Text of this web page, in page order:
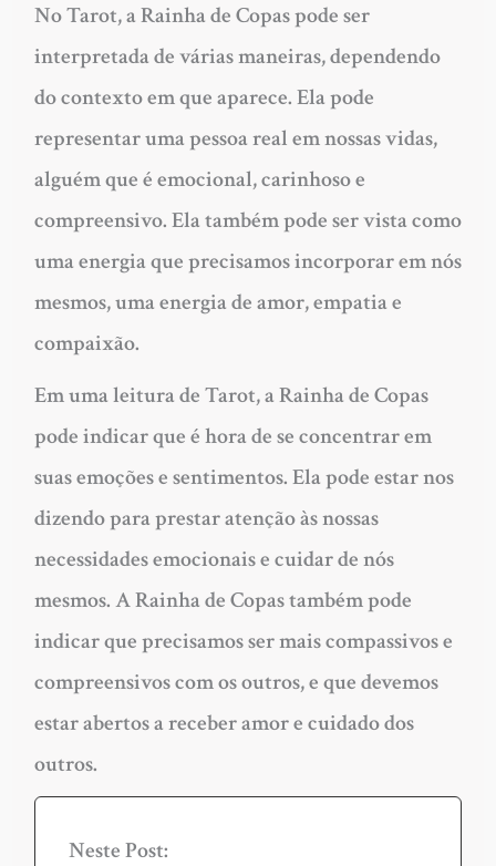
No Tarot, a Rainha de Copas pode ser
interpretada de várias maneiras, dependendo
do contexto em que aparece. Ela pode
representar uma pessoa real em nossas vidas,
alguém que é emocional, carinhoso e
compreensivo. Ela também pode ser vista como
uma energia que precisamos incorporar em nós
mesmos, uma energia de amor, empatia e
compaixão.
Em uma leitura de Tarot, a Rainha de Copas
pode indicar que é hora de se concentrar em
suas emoções e sentimentos. Ela pode estar nos
dizendo para prestar atenção às nossas
necessidades emocionais e cuidar de nós
mesmos. A Rainha de Copas também pode
indicar que precisamos ser mais compassivos e
compreensivos com os outros, e que devemos
estar abertos a receber amor e cuidado dos
outros.
Neste Post: